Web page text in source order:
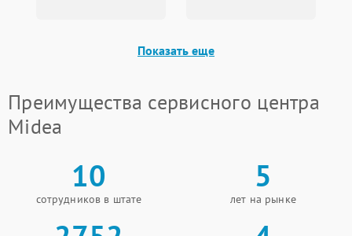
Показать еще
Преимущества сервисного центра
Midea
10
сотрудников в штате
5
лет на рынке